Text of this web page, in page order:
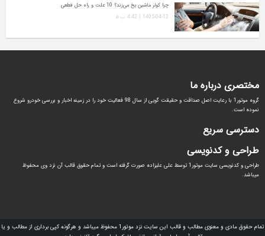
چرا کولر ماشین یخ می‌زند؟ 10 علت و راه‌ حل قطعی
1405-04-12 | 4:42 ب.ظ
مختصری درباره ما
گروه موتور1 با رعایت اصل صداقت و حقیقت گویی از سال 98 فعالیت خود را در زمینه اخبار و بررسی خودرو شروع
نموده است.
دسترسی سریع
طراحی و کدنویسی
طراحی و کدنویسی سایت موتور1 توسط علی علیزاده صورت گرفته است و تمام حقوق قالب آن نزد وی محفوظ
میباشد.
تمام حقوق مادی و معنوی مطالب و قالب این سایت نزد موتور1 محفوظ میباشد و هرگونه کپی برداری از مطالب و یا